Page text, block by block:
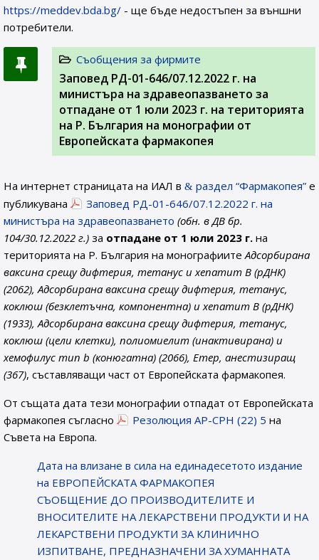
https://meddev.bda.bg/ - ще бъде недостъпен за външни
потребители.
Съобщения за фирмите
Заповед РД-01-646/07.12.2022 г. на
министъра на здравеопазването за
отпадане от 1 юли 2023 г. на територията
на Р. България на монографии от
Европейската фармакопея
На интернет страницата на ИАЛ в раздел “Фармакопея” е
публикувана
Заповед РД-01-646/07.12.2022 г. на
министъра на здравеопазването (обн. в ДВ бр.
104/30.12.2022 г.) за отпадане от 1 юли 2023 г. на
територията на Р. България на монографиитеАдсорбирана
ваксина срещу дифтерия, тетанус и хепатит B (рДНК)
(2062), Адсорбирана ваксина срещу дифтерия, тетанус,
коклюш (безклетъчна, компонентна) и хепатит B (рДНК)
(1933), Адсорбирана ваксина срещу дифтерия, тетанус,
коклюш (цели клетки), полиомиелит (инактивирана) и
хемофилус тип b (конюгатна) (2066), Етер, анестизиращ
(367), съставляващи част от Европейската фармакопея.
От същата дата тези монографии отпадат от Европейската
фармакопея съгласно
Резолюция AP-CPH (22) 5 на
Съвета на Европа.
Датa на влизане в сила на единадесетото издание
на ЕВРОПЕЙСКАТА ФАРМАКОПЕЯ
СЪОБЩЕНИЕ ДО ПРОИЗВОДИТЕЛИТЕ И
ВНОСИТЕЛИТЕ НА ЛЕКАРСТВЕНИ ПРОДУКТИ И НА
ЛЕКАРСТВЕНИ ПРОДУКТИ ЗА КЛИНИЧНО
ИЗПИТВАНЕ, ПРЕДНАЗНАЧЕНИ ЗА ХУМАННАТА